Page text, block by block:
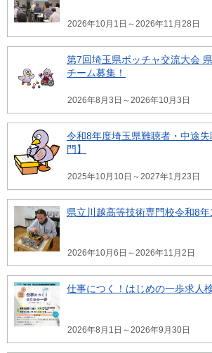
2026年10月1日～2026年11月28日
第7回埼玉県ボッチャ交流大会
チーム募集！
2026年8月3日～2026年10月3日
令和8年度埼玉県難聴者・中途
門】
2025年10月10日～2027年1月23日
県立川越高等技術専門校令和8
2026年10月6日～2026年11月2日
仕事につく！はじめの一歩求人
2026年8月1日～2026年9月30日